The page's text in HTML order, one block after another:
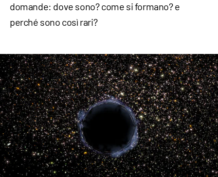
domande: dove sono? come si formano? e
perché sono così rari?